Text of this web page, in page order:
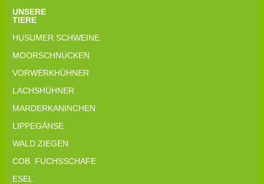
UNSERE
TIERE
HUSUMER SCHWEINE
MOORSCHNUCKEN
VORWERKHÜHNER
LACHSHÜHNER
MARDERKANINCHEN
LIPPEGÄNSE
WALD ZIEGEN
COB. FUCHSSCHAFE
ESEL